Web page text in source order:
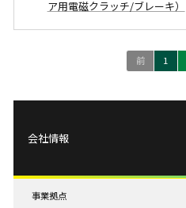
ア用電磁クラッチ/ブレーキ）
前 1
会社情報
事業拠点